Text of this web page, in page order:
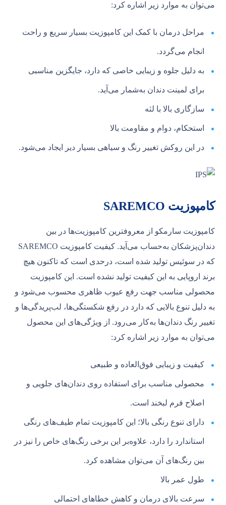
می‌توان به موارد زیر اشاره کرد:
مراحل درمان با کمک این کامپوزیت بسیار سریع و راحت
انجام می‌گردد.
به دلیل جلوه و زیبایی خاصی که دارد، جایگزین مناسبی
برای لمینت دندان به‌شمار می‌آید.
سازگاری بالا با لثه
استحکام، دوام و مقاومت بالا
در این روکش تغییر رنگ و سیاهی بسیار دیر ایجاد می‌شود.
کامپوزیت SAREMCO
کامپوزیت سارمکو از معروفترین کامپوزیت‌ها در بین
دندان‌پزشکان به‌حساب می‌آید. کیفیت کامپوزیت SAREMCO
که در سوئیس تولید شده است، درحدی است که تاکنون هیچ
برند اروپایی به این کیفیت تولید نشده است. این کامپوزیت
محصولی مناسب جهت رفع عیوب ظاهری محسوب می‌شود و
به دلیل تنوع بالایی که دارد در رفع شکستگی‌ها، لب‌پریدگی‌ها و
تغییر رنگ دندان‌ها به‌کار می‌رود. از ویژگی‌های این محصول
می‌توان به موارد زیر اشاره کرد:
کیفیت و زیبایی فوق‌العاده و طبیعی
محصولی مناسب برای استفاده روی دندان‌های جلویی و
اصلاح فرم لبخند است.
دارای تنوع رنگی بالا؛ این کامپوزیت تمام طیف‌های رنگی
استاندارد را دارد، علاوه‌بر این برخی رنگ‌های خاص را نیز در
بین رنگ‌های آن می‌توان مشاهده کرد.
طول عمر بالا
سرعت بالای درمان و کاهش خطاهای احتمالی